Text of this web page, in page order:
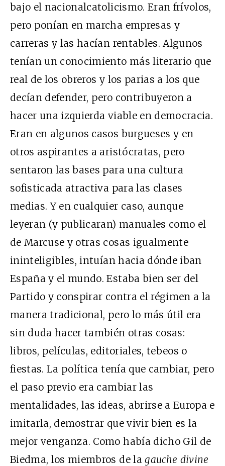
bajo el nacionalcatolicismo. Eran frívolos,
pero ponían en marcha empresas y
carreras y las hacían rentables. Algunos
tenían un conocimiento más literario que
real de los obreros y los parias a los que
decían defender, pero contribuyeron a
hacer una izquierda viable en democracia.
Eran en algunos casos burgueses y en
otros aspirantes a aristócratas, pero
sentaron las bases para una cultura
sofisticada atractiva para las clases
medias. Y en cualquier caso, aunque
leyeran (y publicaran) manuales como el
de Marcuse y otras cosas igualmente
ininteligibles, intuían hacia dónde iban
España y el mundo. Estaba bien ser del
Partido y conspirar contra el régimen a la
manera tradicional, pero lo más útil era
sin duda hacer también otras cosas:
libros, películas, editoriales, tebeos o
fiestas. La política tenía que cambiar, pero
el paso previo era cambiar las
mentalidades, las ideas, abrirse a Europa e
imitarla, demostrar que vivir bien es la
mejor venganza. Como había dicho Gil de
Biedma, los miembros de lagauche divine